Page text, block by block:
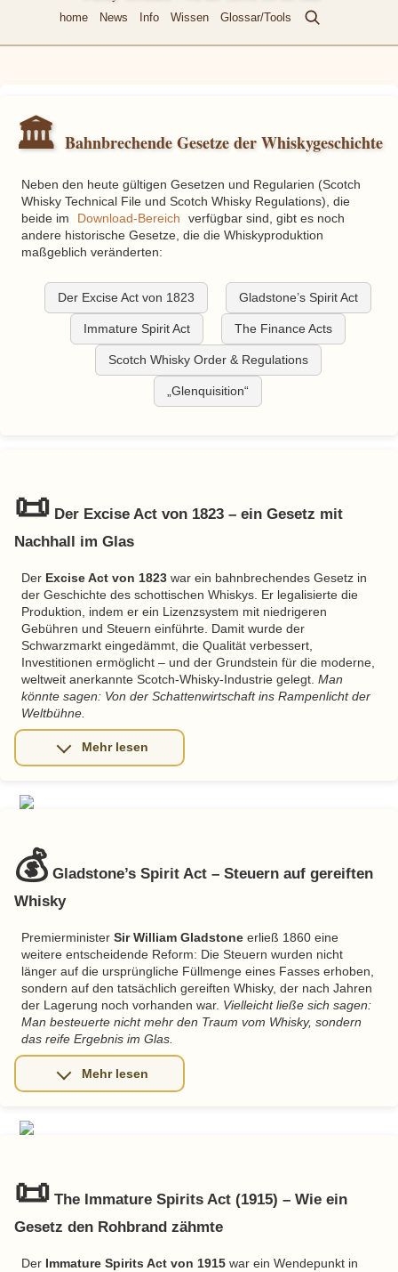
home News Info Wissen Glossar/Tools
🏛️ Bahnbrechende Gesetze der Whiskygeschichte
Neben den heute gültigen Gesetzen und Regularien (Scotch
Whisky Technical File und Scotch Whisky Regulations), die
beide im
Download-Bereich
verfügbar sind, gibt es noch
andere historische Gesetze, die die Whiskyproduktion
maßgeblich veränderten:
Der Excise Act von 1823 Gladstone’s Spirit Act
Immature Spirit Act The Finance Acts
Scotch Whisky Order & Regulations
Glenquisition
📜 Der Excise Act von 1823 – ein Gesetz mit
Nachhall im Glas
Der Excise Act von 1823 war ein bahnbrechendes Gesetz in
der Geschichte des schottischen Whiskys. Er legalisierte die
Produktion, indem er ein Lizenzsystem mit niedrigeren
Gebühren und Steuern einführte. Damit wurde der
Schwarzmarkt eingedämmt, die Qualität verbessert,
Investitionen ermöglicht – und der Grundstein für die moderne,
weltweit anerkannte Scotch-Whisky-Industrie gelegt. Man
könnte sagen: Von der Schattenwirtschaft ins Rampenlicht der
Weltbühne.
💰 Gladstone’s Spirit Act – Steuern auf gereiften
Whisky
Premierminister Sir William Gladstone erließ 1860 eine
weitere entscheidende Reform: Die Steuern wurden nicht
länger auf die ursprüngliche Füllmenge eines Fasses erhoben,
sondern auf den tatsächlich gereiften Whisky, der nach Jahren
der Lagerung noch vorhanden war. Vielleicht ließe sich sagen:
Man besteuerte nicht mehr den Traum vom Whisky, sondern
das reife Ergebnis im Glas.
📜 The Immature Spirits Act (1915) – Wie ein
Gesetz den Rohbrand zähmte
Der Immature Spirits Act von 1915 war ein Wendepunkt in